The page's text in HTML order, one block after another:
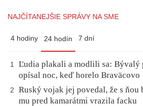
NAJČÍTANEJŠIE SPRÁVY NA SME
4 hodiny 24 hodín 7 dní
1
Ľudia plakali a modlili sa: Bývalý
opísal noc, keď horelo Braväcovo
2
Ruský vojak jej povedal, že s ňou
mu pred kamarátmi vrazila facku